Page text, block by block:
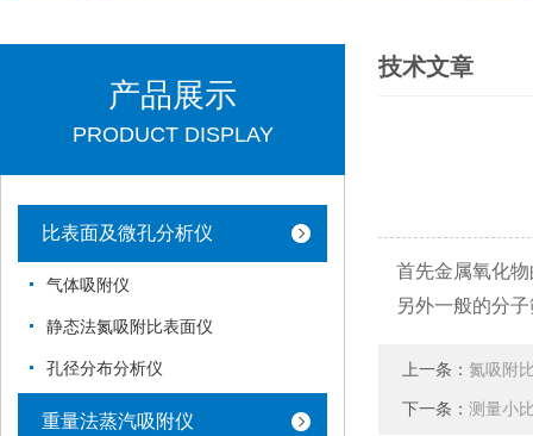
产品展示
PRODUCT DISPLAY
比表面及微孔分析仪
气体吸附仪
静态法氮吸附比表面仪
孔径分布分析仪
重量法蒸汽吸附仪
技术文章
首先金属氧化
另外一般的分
上一条： 氮吸附
下一条： 测量小